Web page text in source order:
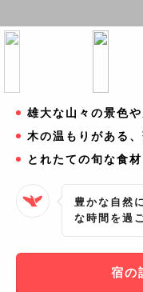
雄大な山々の景色
木の温もりがある
とれたての旬な食
豊かな自然
な時間を過
宿の